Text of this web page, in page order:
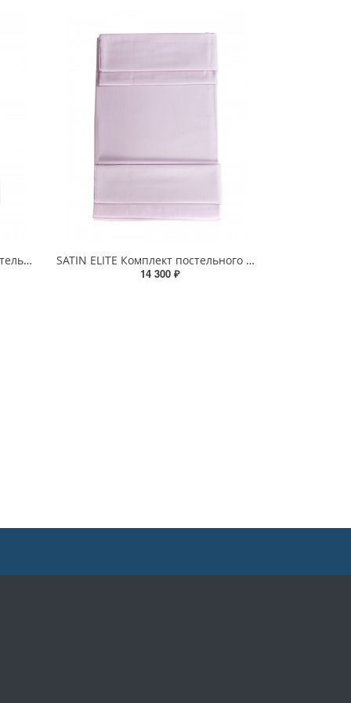
SATIN ELEGANSE Комплект постельного белья (2 пододеяльника 150x215)
SATIN ELITE Комплект постельного белья (1 пододеяльник 200x220)
14 300 ₽